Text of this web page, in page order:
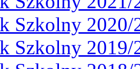
Szkolny 2020/
Szkolny 2019/